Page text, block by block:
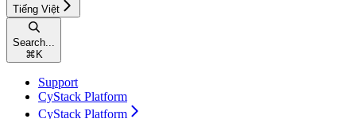
Tiếng Việt
Search...
⌘ K
Support
CyStack Platform
CyStack Platform